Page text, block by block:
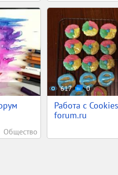
Общество
617 0
Работа с
forum.ru